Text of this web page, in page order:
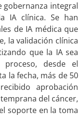
gobernanza integral
IA clínica. Se han
de IA médica que
la validación clínica
que la IA sea
desde el
la fecha, más de 50
aprobación
del cáncer,
soporte en la toma